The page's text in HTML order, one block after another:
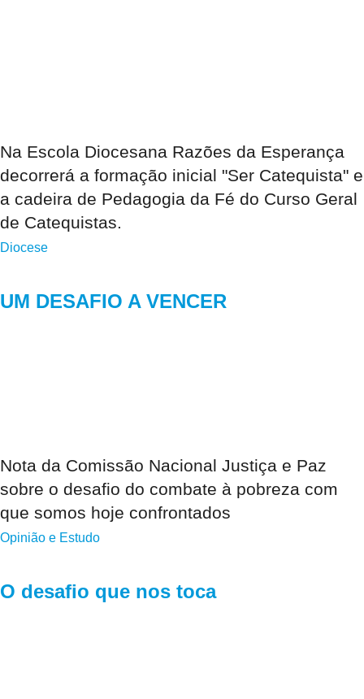
Na Escola Diocesana Razões da Esperança
decorrerá a formação inicial "Ser Catequista" e
a cadeira de Pedagogia da Fé do Curso Geral
de Catequistas.
Diocese
UM DESAFIO A VENCER
Nota da Comissão Nacional Justiça e Paz
sobre o desafio do combate à pobreza com
que somos hoje confrontados
Opinião e Estudo
O desafio que nos toca